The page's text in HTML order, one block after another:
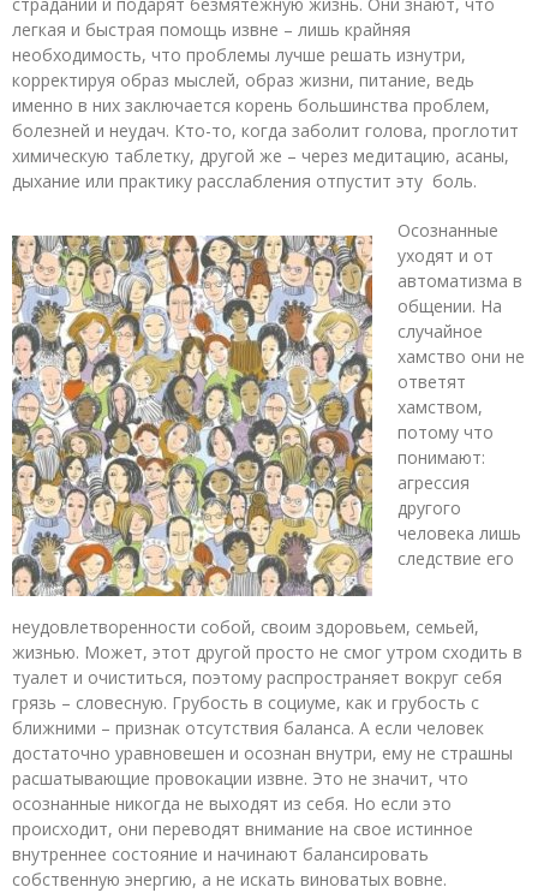
страданий и подарят безмятежную жизнь. Они знают, что
легкая и быстрая помощь извне – лишь крайняя
необходимость, что проблемы лучше решать изнутри,
корректируя образ мыслей, образ жизни, питание, ведь
именно в них заключается корень большинства проблем,
болезней и неудач. Кто-то, когда заболит голова, проглотит
химическую таблетку, другой же – через медитацию, асаны,
дыхание или практику расслабления отпустит эту боль.
Осознанные
уходят и от
автоматизма в
общении. На
случайное
хамство они не
ответят
хамством,
потому что
понимают:
агрессия
другого
человека лишь
следствие его
неудовлетворенности собой, своим здоровьем, семьей,
жизнью. Может, этот другой просто не смог утром сходить в
туалет и очиститься, поэтому распространяет вокруг себя
грязь – словесную. Грубость в социуме, как и грубость с
ближними – признак отсутствия баланса. А если человек
достаточно уравновешен и осознан внутри, ему не страшны
расшатывающие провокации извне. Это не значит, что
осознанные никогда не выходят из себя. Но если это
происходит, они переводят внимание на свое истинное
внутреннее состояние и начинают балансировать
собственную энергию, а не искать виноватых вовне.